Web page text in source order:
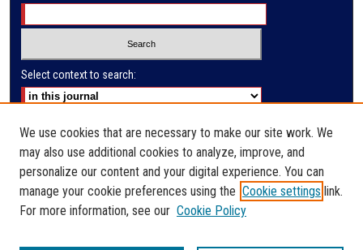
Select context to search:
Advanced Search
E-ISSN: 2791-285X
PRINT ISSN: 2523-9732
We use cookies that are necessary to make our site work. We
may also use additional cookies to analyze, improve, and
personalize our content and your digital experience. You can
manage your cookie preferences using the Cookie settings link.
For more information, see our Cookie Policy